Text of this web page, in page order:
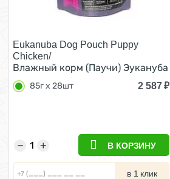
Eukanuba Dog Pouch Puppy
Chicken/
Влажный корм (Паучи) Эукануба
для Щенков с Курицей в соусе
(цена за упаковку) 85г x 28шт
85г x 28шт 2 587₽
+
− В КОРЗИНУ
в 1 клик